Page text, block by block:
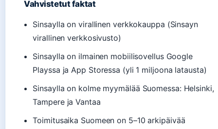
Vahvistetut faktat
Sinsaylla on virallinen verkkokauppa (Sinsayn
virallinen verkkosivusto)
Sinsaylla on ilmainen mobiilisovellus Google
Playssa ja App Storessa (yli 1 miljoona latausta)
Sinsaylla on kolme myymälää Suomessa: Helsinki,
Tampere ja Vantaa
Toimitusaika Suomeen on 5–10 arkipäivää